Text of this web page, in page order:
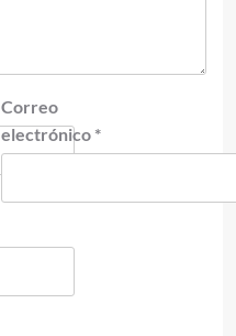
Correo
electrónico *